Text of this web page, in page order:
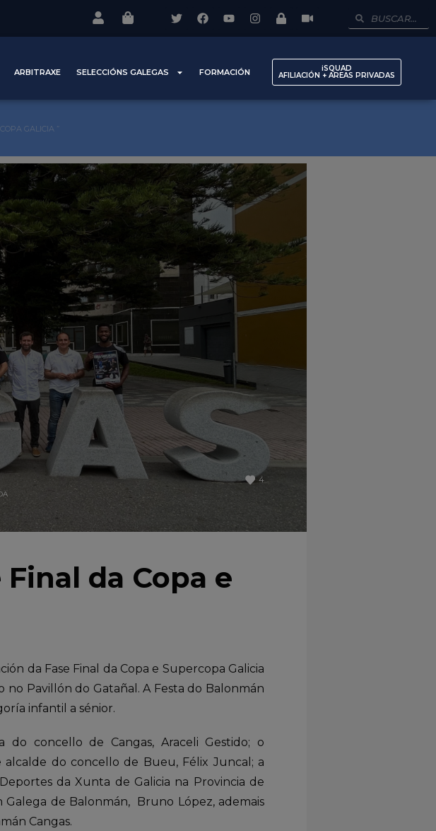
ARBITRAXE SELECCIÓNS GALEGAS FORMACIÓN iSQUAD
AFILIACIÓN + AREAS PRIVADAS
GALICIA ”
4
Final da Copa e
da Fase Final da Copa e Supercopa Galicia
no Pavillón do Gatañal. A Festa do Balonmán
infantil a sénior.
do concello de Cangas, Araceli Gestido; o
do concello de Bueu, Félix Juncal; a
da Xunta de Galicia na Provincia de
Galega de Balonmán, Bruno López, ademais
Cangas.